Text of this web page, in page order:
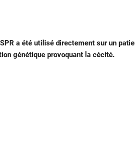
a été utilisé directement sur un
génétique provoquant la cécité.